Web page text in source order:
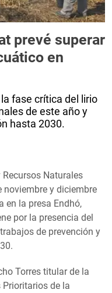
prevé superar
en
fase crítica del lirio
de este año y
hasta 2030.
Naturales
noviembre y diciembre
en la presa Endhó,
por la presencia del
de prevención y
Torres titular de la
Prioritarios de la